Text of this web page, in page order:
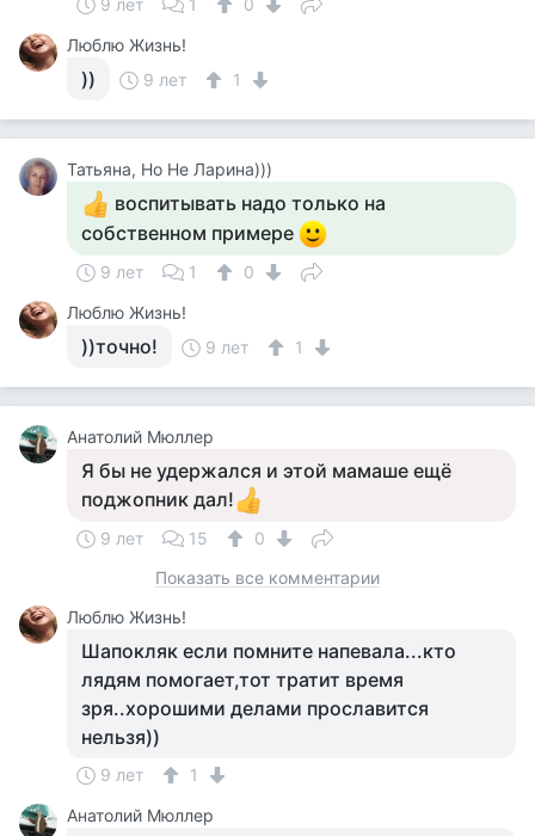
9 лет 1
0
Люблю Жизнь!
)) 9 лет 1
Татьяна, Но Не Ларина)))
воспитывать надо только на
собственном примере
9 лет 1
0
Люблю Жизнь!
))точно! 9 лет 1
Анатолий Мюллер
Я бы не удержался и этой мамаше ещё
поджопник дал!
9 лет 15
0
Показать все комментарии
Люблю Жизнь!
Шапокляк если помните напевала...кто
лядям помогает,тот тратит время
зря..хорошими делами прославится
нельзя))
9 лет
1
Анатолий Мюллер